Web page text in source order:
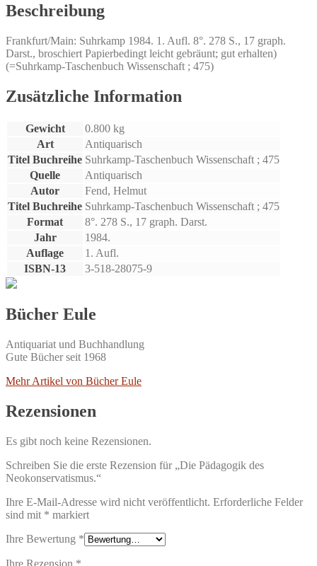
Beschreibung
Frankfurt/Main: Suhrkamp 1984. 1. Aufl. 8°. 278 S., 17 graph.
Darst., broschiert Papierbedingt leicht gebräunt; gut erhalten)
(=Suhrkamp-Taschenbuch Wissenschaft ; 475)
Zusätzliche Information
Gewicht
0.800 kg
Art
Antiquarisch
Titel Buchreihe Suhrkamp-Taschenbuch Wissenschaft ; 475
Quelle
Antiquarisch
Autor
Fend, Helmut
Titel Buchreihe Suhrkamp-Taschenbuch Wissenschaft ; 475
Format
8°. 278 S., 17 graph. Darst.
Jahr
1984.
Auflage
1. Aufl.
ISBN-13
3-518-28075-9
Bücher Eule
Antiquariat und Buchhandlung
Gute Bücher seit 1968
Mehr Artikel von Bücher Eule
Rezensionen
Es gibt noch keine Rezensionen.
Schreiben Sie die erste Rezension für „Die Pädagogik des
Neokonservatismus.“
Ihre E-Mail-Adresse wird nicht veröffentlicht. Erforderliche Felder
sind mit * markiert
Ihre Bewertung *